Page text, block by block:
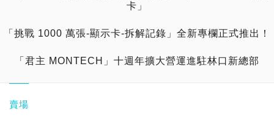
卡」
「挑戰 1000 萬張-顯示卡-拆解記錄」全新專欄正式推出！
「君主 MONTECH」十週年擴大營運進駐林口新總部
賣場